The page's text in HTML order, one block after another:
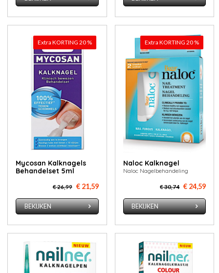
Extra KORTING 20 %
Mycosan Kalknagels
Behandelset 5ml
€ 26,99 € 21,59
BEKIJKEN
Extra KORTING 20 %
Naloc Kalknagel
Naloc Nagelbehandeling
€ 30,74 € 24,59
BEKIJKEN